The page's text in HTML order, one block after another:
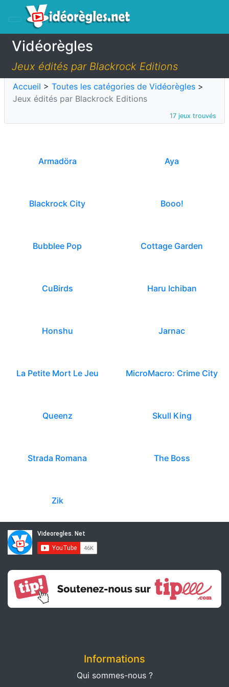
Vidéorègles
Jeux édités par Blackrock Editions
Accueil > Toutes les catégories de Vidéorègles >
Jeux édités par Blackrock Editions
17 jeux trouvés
Armadöra Aya
Blackrock City Booo!
Bubblee Pop Cottage Garden
CuBirds Haru Ichiban
Honshu Jarnac
La Petite Mort Le Jeu MicroMacro: Crime City
Queenz Skull King
Strada Romana The Boss
Zik
Informations
Qui sommes-nous ?